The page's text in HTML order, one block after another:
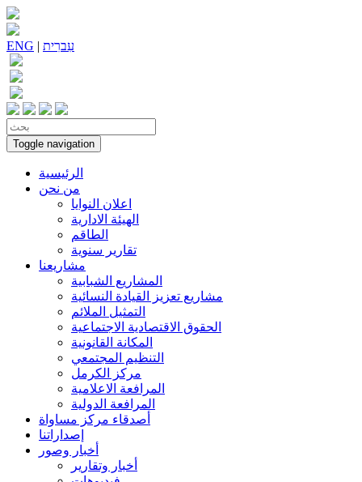
ENG | עִברִית
Toggle navigation
الرئيسية
من نحن
اعلان النوايا
الهيئة الادارية
الطاقم
تقارير سنوية
مشاريعنا
المشاريع الشبابية
مشاريع تعزيز القيادة النسائية
التمثيل الملائم
الحقوق الاقتصادية الاجتماعية
المكانة القانونية
التنظيم المجتمعي
مركز الكرمل
المرافعة الاعلامية
المرافعة الدولية
أصدقاء مركز مساواة
إصداراتنا
أخبار وصور
أخبار وتقارير